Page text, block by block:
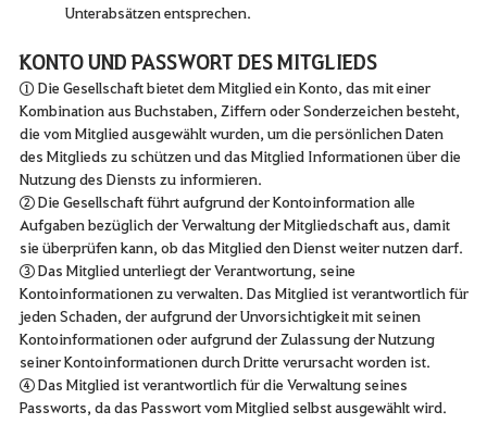
Unterabsätzen entsprechen.
KONTO UND PASSWORT DES MITGLIEDS
① Die Gesellschaft bietet dem Mitglied ein Konto, das mit einer
Kombination aus Buchstaben, Ziffern oder Sonderzeichen besteht,
die vom Mitglied ausgewählt wurden, um die persönlichen Daten
des Mitglieds zu schützen und das Mitglied Informationen über die
Nutzung des Diensts zu informieren.
② Die Gesellschaft führt aufgrund der Kontoinformation alle
Aufgaben bezüglich der Verwaltung der Mitgliedschaft aus, damit
sie überprüfen kann, ob das Mitglied den Dienst weiter nutzen darf.
③ Das Mitglied unterliegt der Verantwortung, seine
Kontoinformationen zu verwalten. Das Mitglied ist verantwortlich für
jeden Schaden, der aufgrund der Unvorsichtigkeit mit seinen
Kontoinformationen oder aufgrund der Zulassung der Nutzung
seiner Kontoinformationen durch Dritte verursacht worden ist.
④ Das Mitglied ist verantwortlich für die Verwaltung seines
Passworts, da das Passwort vom Mitglied selbst ausgewählt wird.